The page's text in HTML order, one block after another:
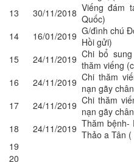
13
30/11/2018 Viếng đám
Quốc)
14
16/01/2019 G/đình chú
Hồi gửi)
15
24/11/2019 Chi bổ
thăm viếng
16
24/11/2019 Chi thăm
nạn gãy
17
24/11/2019 Chi thăm
nạn gãy
18
24/11/2019 Thăm bệnh-
Thảo a Tân
19
20